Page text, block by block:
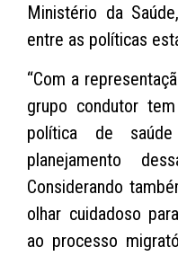
Ministério da
entre as políticas
“Com a
grupo condutor
política de
planejamento
Considerando
olhar cuidadoso
ao processo